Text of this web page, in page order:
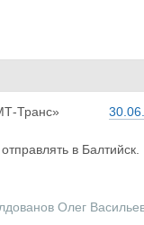
Транс»
в Балтийск.
Олег